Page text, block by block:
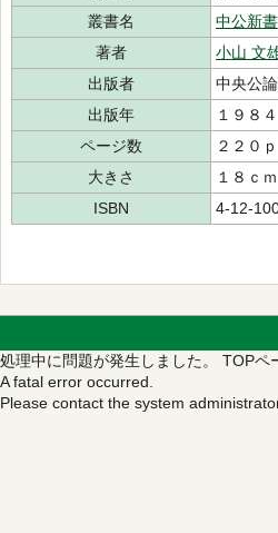
叢書名
中公新書
著者
小山 文
出版者
中央公
出版年
１９８
ページ数
２２０ｐ
大きさ
１８ｃｍ
ISBN
4-12-
処理中に問題が発生しました。 TOPペ
A fatal error occurred.
Please contact the system